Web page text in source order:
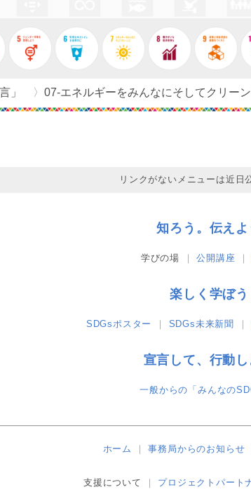
」 07-エネルギーをみんなにそしてクリー
リンクがないメニューは近日
知ろう。伝えよ
学びの場 公開講座
楽しく学ぼう
SDGsポスター SDGs未来新聞
宣言して、行動し
一般からの「みんなの
ホーム 事務局からのお知らせ
支援について プロジェクトパート